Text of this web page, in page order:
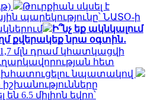
Թուրքիան սկսել է
պարեկությունը՝ ՆԱՏՕ-ի
Ի՞նչ եք ակնկալում
քվերակեք նրա օգտին․
1,7 մլն դրամ կհատկացվի
հետ
նպատակով
իշխանությունները
6.5 միլիոն եվրո՝